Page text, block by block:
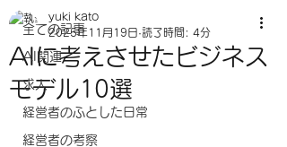
全ての記事
AI関連
求人
経営者のふとした日常
経営者の考察
AIに考えさせたビジネス
モデル10選
yuki kato
2025年11月19日 読了時間: 4分